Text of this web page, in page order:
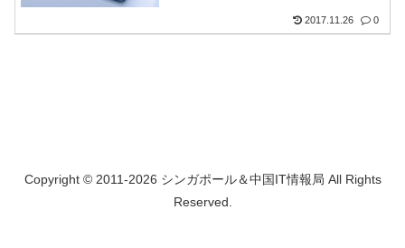
2017.11.26 0
Copyright © 2011-2026 シンガポール＆中国IT情報局 All Rights
Reserved.